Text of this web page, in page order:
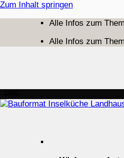
Zum Inhalt springen
Alle Infos zum
Alle Infos zum